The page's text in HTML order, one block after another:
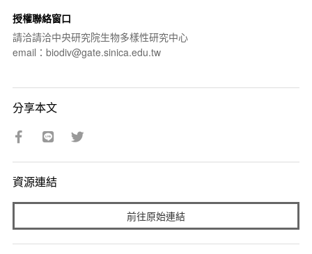
授權聯絡窗口
請洽請洽中央研究院生物多樣性研究中心
email：biodiv@gate.sinica.edu.tw
分享本文
資源連結
前往原始連結